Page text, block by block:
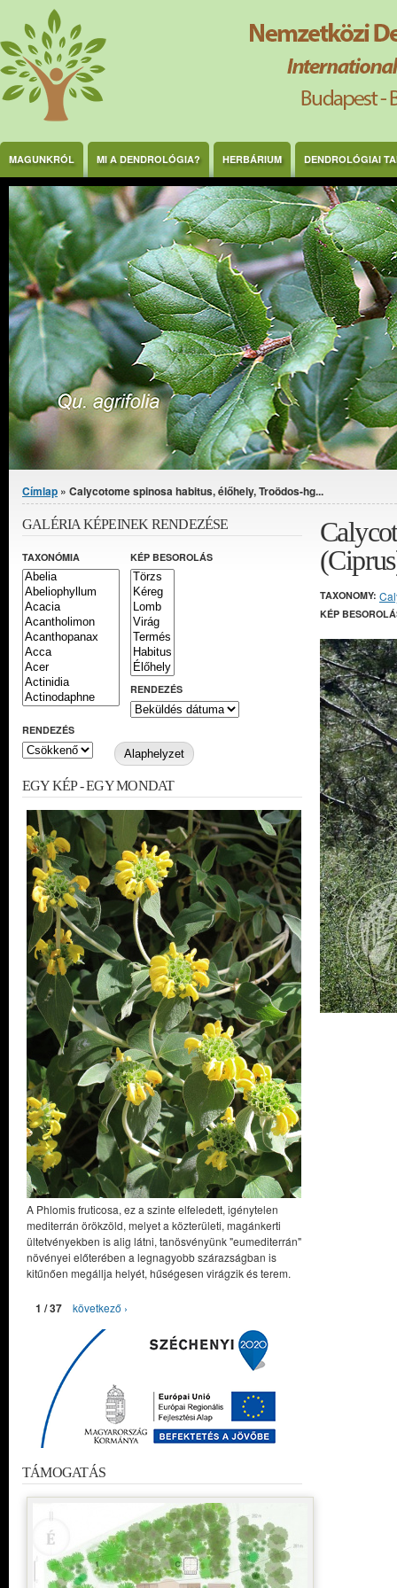
Ugrás a tartalomra
MAGUNKRÓL MI A DENDROLÓGIA? HERBÁRIUM DENDROLÓGIAI
Jelenlegi hely
Címlap » Calycotome spinosa habitus, élőhely, Troödos-hg...
TAXONOMY:
KÉP
GALÉRIA KÉPEINEK RENDEZÉSE
TAXONÓMIA KÉP BESOROLÁS
RENDEZÉS
RENDEZÉS
EGY KÉP - EGY MONDAT
A Phlomis fruticosa, ez a szinte elfeledett, igénytelen
mediterrán örökzöld, melyet a közterületi, magánkerti
ültetvényekben is alig látni, tanösvényünk "eumediterrán"
növényei előterében a legnagyobb szárazságban is
kitűnően megállja helyét, hűségesen virágzik és terem.
1 / 37 következő ›
TÁMOGATÁS